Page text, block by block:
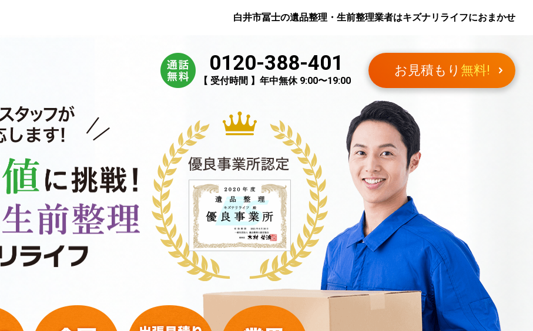
白井市冨士の遺品整理・生前整理業者はキズナリライフにおまかせ
0120-388-401
【 受付時間 】年中無休 9:00〜19:00
お見積もり 無料!